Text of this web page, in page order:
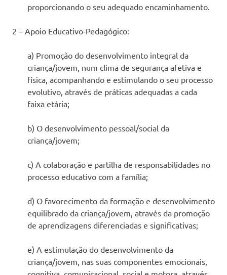
proporcionando o seu adequado encaminhamento.
2 – Apoio Educativo-Pedagógico:
a) Promoção do desenvolvimento integral da
criança/jovem, num clima de segurança afetiva e
física, acompanhando e estimulando o seu processo
evolutivo, através de práticas adequadas a cada
faixa etária;
b) O desenvolvimento pessoal/social da
criança/jovem;
c) A colaboração e partilha de responsabilidades no
processo educativo com a família;
d) O favorecimento da formação e desenvolvimento
equilibrado da criança/jovem, através da promoção
de aprendizagens diferenciadas e significativas;
e) A estimulação do desenvolvimento da
criança/jovem, nas suas componentes emocionais,